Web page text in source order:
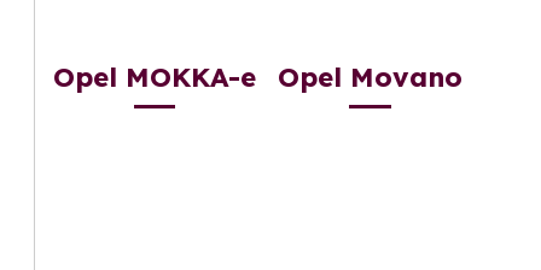
Opel MOKKA-e Opel Movano